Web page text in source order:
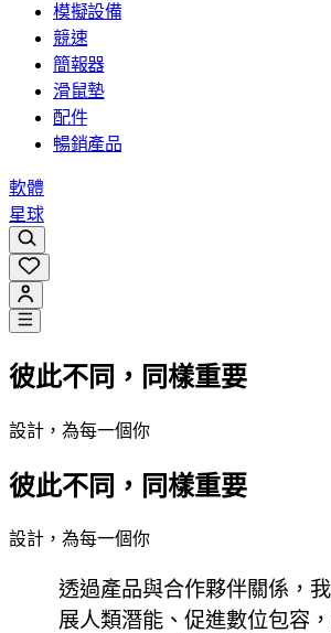
模擬設備
競速
簡報器
滑鼠墊
配件
暢銷產品
軟體
星球
彼此不同，同樣重要
設計，為每一個你
彼此不同，同樣重要
設計，為每一個你
透過產品與合作夥伴關係，
展人類潛能、促進數位包容